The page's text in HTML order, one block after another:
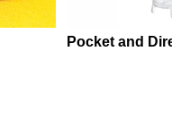
Pocket and